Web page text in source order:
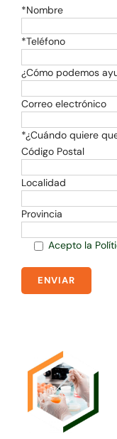
*Nombre
*Teléfono
¿Cómo podemos
Correo electrónico
*¿Cuándo quiere
Código Postal
Localidad
Provincia
Acepto la